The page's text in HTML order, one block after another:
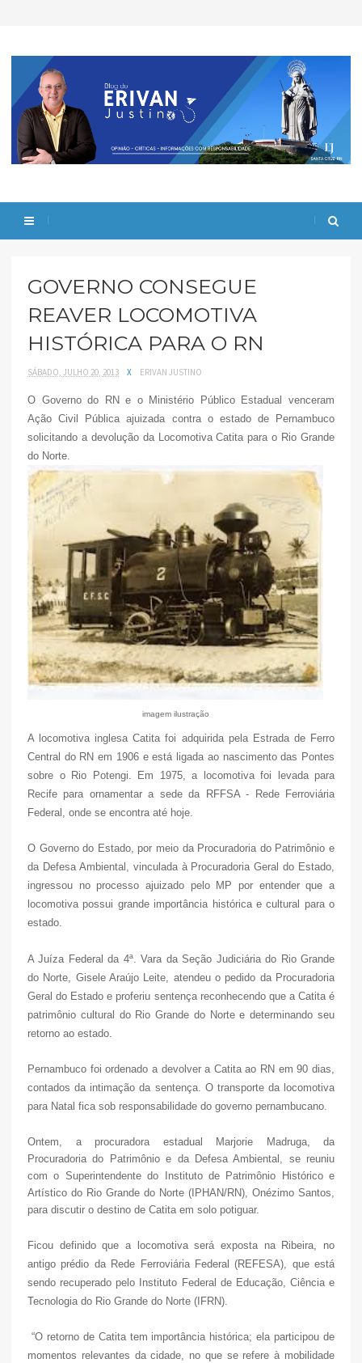
GOVERNO CONSEGUE
REAVER LOCOMOTIVA
HISTÓRICA PARA O RN
SÁBADO, JULHO 20, 2013 X ERIVAN JUSTINO
O Governo do RN e o Ministério Público Estadual venceram
Ação Civil Pública ajuizada contra o estado de Pernambuco
solicitando a devolução da Locomotiva Catita para o Rio Grande
do Norte.
imagem ilustração
A locomotiva inglesa Catita foi adquirida pela Estrada de Ferro
Central do RN em 1906 e está ligada ao nascimento das Pontes
sobre o Rio Potengi. Em 1975, a locomotiva foi levada para
Recife para ornamentar a sede da RFFSA - Rede Ferroviária
Federal, onde se encontra até hoje.
O Governo do Estado, por meio da Procuradoria do Patrimônio e
da Defesa Ambiental, vinculada à Procuradoria Geral do Estado,
ingressou no processo ajuizado pelo MP por entender que a
locomotiva possui grande importância histórica e cultural para o
estado.
A Juíza Federal da 4ª. Vara da Seção Judiciária do Rio Grande
do Norte, Gisele Araújo Leite, atendeu o pedido da Procuradoria
Geral do Estado e proferiu sentença reconhecendo que a Catita é
patrimônio cultural do Rio Grande do Norte e determinando seu
retorno ao estado.
Pernambuco foi ordenado a devolver a Catita ao RN em 90 dias,
contados da intimação da sentença. O transporte da locomotiva
para Natal fica sob responsabilidade do governo pernambucano.
Ontem, a procuradora estadual Marjorie Madruga, da
Procuradoria do Patrimônio e da Defesa Ambiental, se reuniu
com o Superintendente do
Instituto de Patrimônio Histórico e
Artístico do Rio Grande do Norte ( IPHAN/RN) , Onézimo Santos,
para discutir o destino de Catita em solo potiguar.
Ficou definido que a locomotiva será exposta na Ribeira, no
antigo prédio da Rede Ferroviária Federal (REFESA), que está
sendo recuperado pelo Instituto Federal de Educação, Ciência e
Tecnologia do Rio Grande do Norte (IFRN).
“O retorno de Catita tem importância histórica; ela participou de
momentos relevantes da cidade, no que se refere à mobilidade